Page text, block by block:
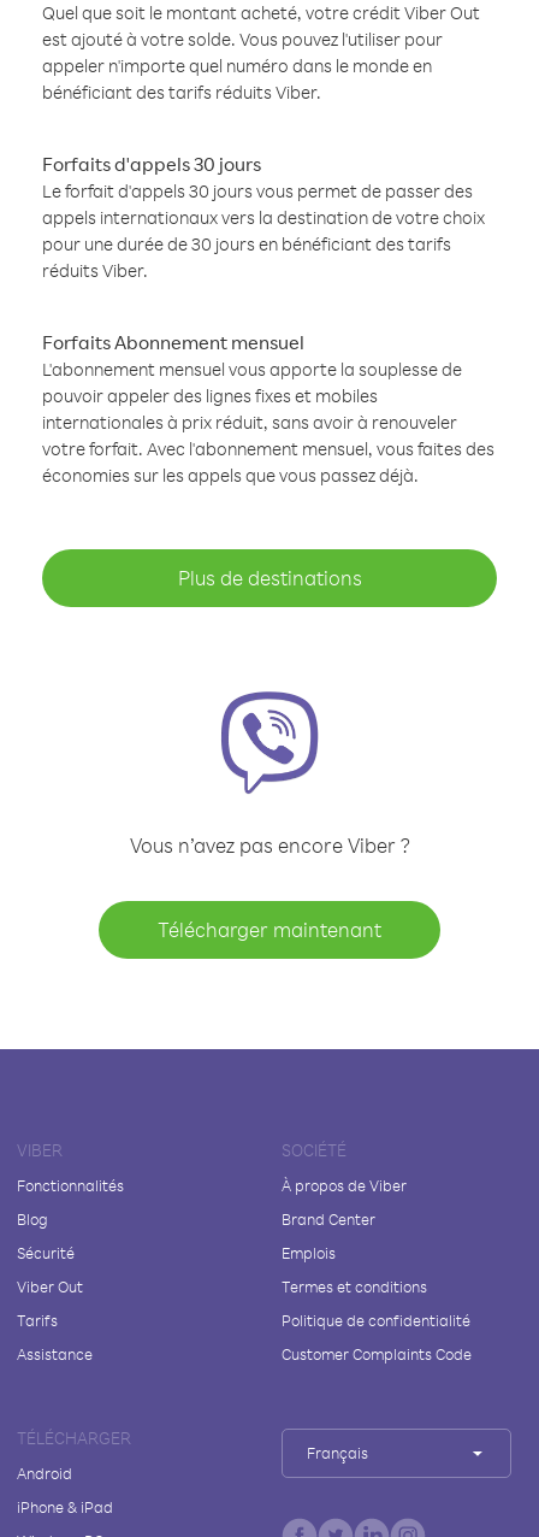
Quel que soit le montant acheté, votre crédit Viber Out
est ajouté à votre solde. Vous pouvez l'utiliser pour
appeler n'importe quel numéro dans le monde en
bénéficiant des tarifs réduits Viber.
Forfaits d'appels 30 jours
Le forfait d'appels 30 jours vous permet de passer des
appels internationaux vers la destination de votre choix
pour une durée de 30 jours en bénéficiant des tarifs
réduits Viber.
Forfaits Abonnement mensuel
L'abonnement mensuel vous apporte la souplesse de
pouvoir appeler des lignes fixes et mobiles
internationales à prix réduit, sans avoir à renouveler
votre forfait. Avec l'abonnement mensuel, vous faites des
économies sur les appels que vous passez déjà.
Plus de destinations
Vous n’avez pas encore Viber ?
Télécharger maintenant
VIBER
Fonctionnalités
Blog
Sécurité
Viber Out
Tarifs
Assistance
SOCIÉTÉ
À propos de Viber
Brand Center
Emplois
Termes et conditions
Politique de confidentialité
Customer Complaints Code
TÉLÉCHARGER
Android
iPhone & iPad
Français